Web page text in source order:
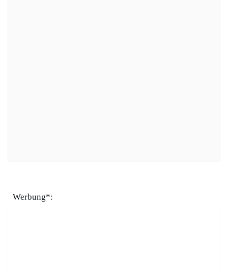
Werbung*: